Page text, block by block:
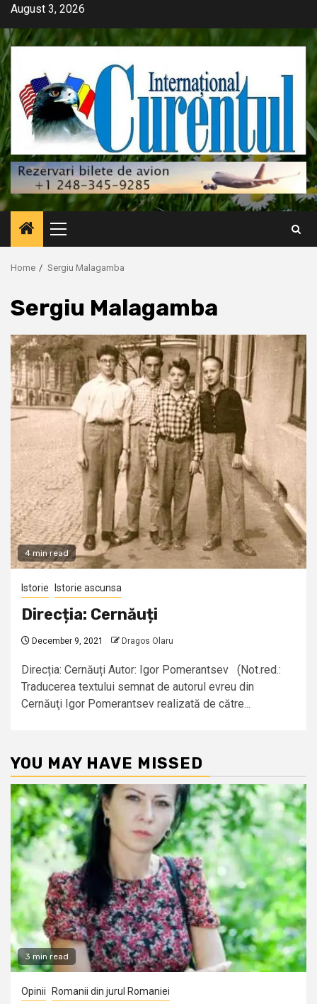
Skip
content
August 3, 2026
Primary
Menu
Home Sergiu Malagamba
Sergiu Malagamba
4 min read
Istorie Istorie ascunsa
Direcția: Cernăuți
December 9, 2021 Dragos Olaru
Direcția: Cernăuți Autor: Igor Pomerantsev (Not.red.:
Traducerea textului semnat de autorul evreu din
Cernăuţi Igor Pomerantsev realizată de către...
YOU MAY HAVE MISSED
3 min read
Opinii Romanii din jurul Romaniei